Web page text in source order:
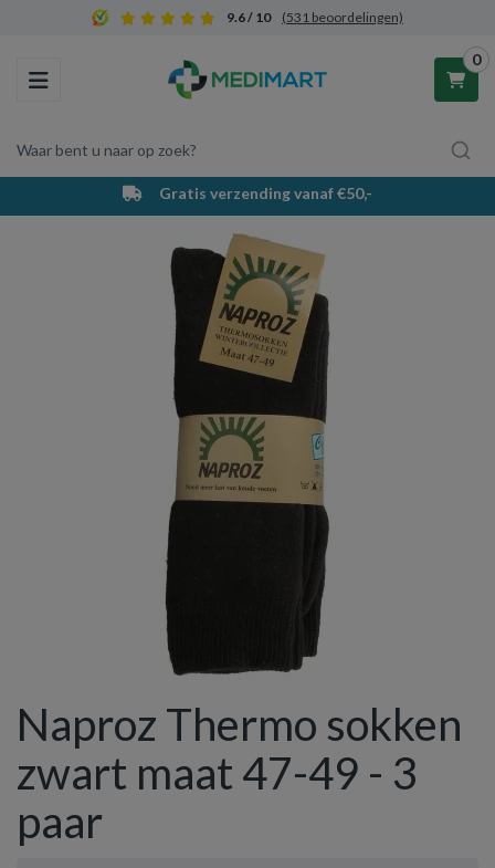
9.6 / 10 (531 beoordelingen)
Toggle navigation
Waar bent u naar op zoek?
0
Winkelwagen
Uw winkelwagen is leeg.
Vul hem met producten.
Gratis verzending vanaf €50,-
Naproz Thermo sokken
zwart maat 47-49 - 3
paar